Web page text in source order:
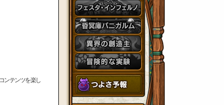
ンテンツを楽し